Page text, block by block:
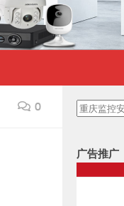
0
搜
广告推广